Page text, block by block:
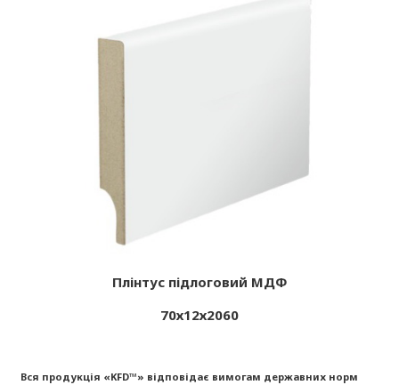
Плінтус підлоговий МДФ
70х12х2060
Вся продукція «KFD™» відповідає вимогам державних норм